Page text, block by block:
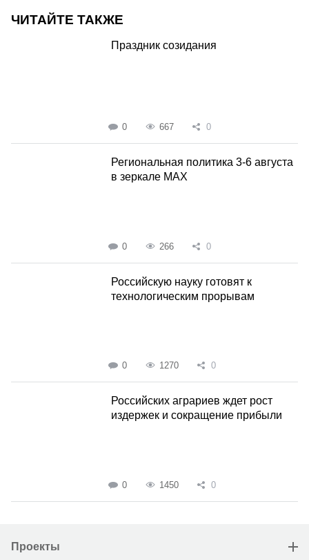
ЧИТАЙТЕ ТАКЖЕ
Праздник созидания
0 667 0
Региональная политика 3-6 августа
в зеркале MAX
0 266 0
Российскую науку готовят к
технологическим прорывам
0 1270 0
Российских аграриев ждет рост
издержек и сокращение прибыли
0 1450 0
Проекты